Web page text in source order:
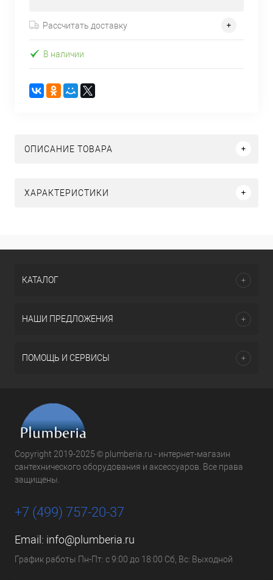
Рассчитать доставку
В наличии
ОПИСАНИЕ ТОВАРА
ХАРАКТЕРИСТИКИ
КАТАЛОГ
НАШИ ПРЕДЛОЖЕНИЯ
ПОМОЩЬ И СЕРВИСЫ
Copyright 2019-2025 © plumberia.ru - интернет-магазин
сантехнического оборудования и аксессуаров. Все права
защищены.
+7 (499) 757-20-37
Email: info@plumberia.ru
График работы Пн-Пт: с 9:00 до 18:00 Сб, Вс: Выходной